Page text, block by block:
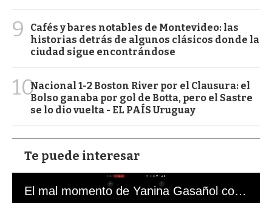
9
Cafés y bares notables de Montevideo: las
historias detrás de algunos clásicos donde la
ciudad sigue encontrándose
10Nacional 1-2 Boston River por el Clausura: el
Bolso ganaba por gol de Botta, pero el Sastre
se lo dio vuelta - EL PAÍS Uruguay
Te puede interesar
El mal momento de Yanina Gasañol con un hincha argentino en "Subrayado"